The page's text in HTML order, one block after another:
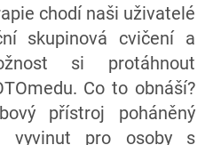
chodí naši uživatelé
skupinová cvičení a
si protáhnout
Co to obnáší?
přístroj poháněný
vyvinut pro osoby s